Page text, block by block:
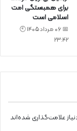
برای همبستگی امت
اسلامی است
📅 06 مرداد 1405 🕙
23:42
علامت‌گذاری شده‌اند